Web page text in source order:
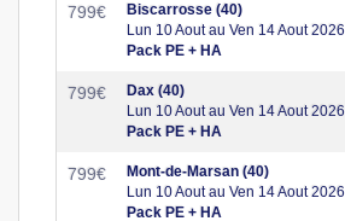
799€
Biscarrosse (40)
Lun 10 Aout au Ven 14 Aout 2026
Pack PE + HA
799€
Dax (40)
Lun 10 Aout au Ven 14 Aout 2026
Pack PE + HA
799€
Mont-de-Marsan (40)
Lun 10 Aout au Ven 14 Aout 2026
Pack PE + HA